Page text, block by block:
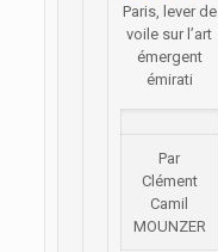
Paris, lever de
voile sur l’art
émergent
émirati
Par
Clément
Camil
MOUNZER